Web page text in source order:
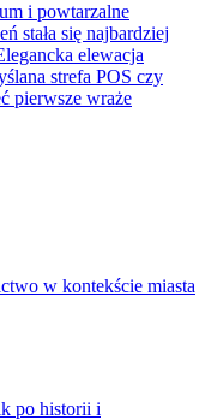
i powtarzalne
stała się najbardziej
elewacja
strefa POS czy
pierwsze wraże
w kontekście miasta
po historii i